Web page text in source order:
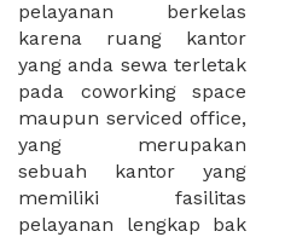
pelayanan berkelas
karena ruang kantor
yang anda sewa terletak
pada coworking space
maupun serviced office,
yang merupakan
sebuah kantor yang
memiliki fasilitas
pelayanan lengkap bak
kemudian Anda dapat
survey atau
mengunjungi calon
kantor Anda, semuanya
akan dibuat lebih
mudah untuk sewa
kantor terbaik Anda,
dan juga sewa kantor
murah karena harga